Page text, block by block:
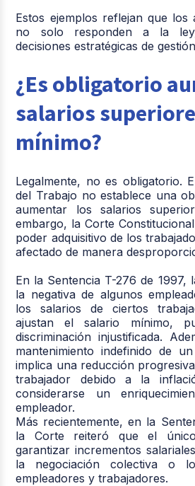
Estos ejemplos reflejan que los
no solo responden a la
decisiones estratégicas de
¿Es obligatorio
salarios
mínimo?
Legalmente, no es obligatorio.
del Trabajo no establece una
aumentar los salarios
embargo, la Corte
poder adquisitivo de los
afectado de manera
En la Sentencia T-276 de 1997,
la negativa de algunos
los salarios de ciertos
ajustan el salario mínimo,
discriminación injustificada.
mantenimiento indefinido de
implica una reducción
trabajador debido a la
considerarse un
empleador.
Más recientemente, en la
la Corte reiteró que el
garantizar incrementos
la negociación colectiva o
empleadores y trabajadores.